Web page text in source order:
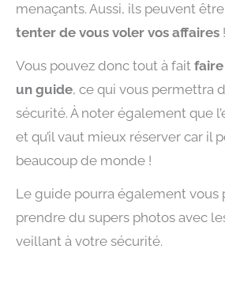
menaçants. Aussi, ils peuvent
tenter de vous voler vos affaires !
Vous pouvez donc tout à fait
un guide, ce qui vous permettra
sécurité. À noter également que
et qu’il vaut mieux réserver car il
beaucoup de monde !
Le guide pourra également vous
prendre du supers photos avec
veillant à votre sécurité.